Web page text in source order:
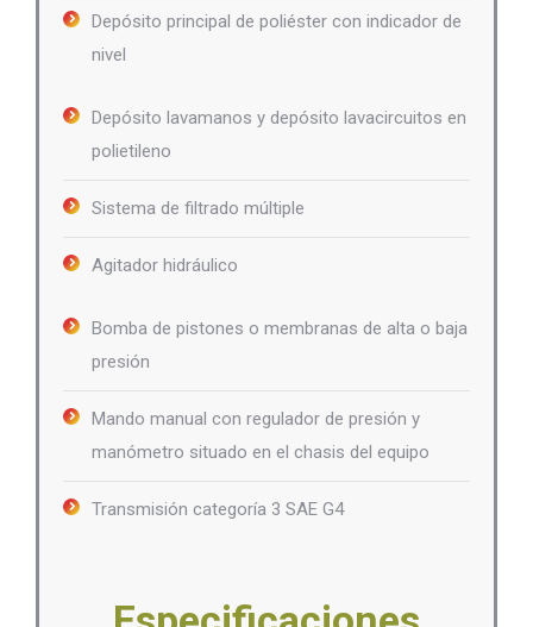
Depósito principal de poliéster con indicador de
nivel
Depósito lavamanos y depósito lavacircuitos en
polietileno
Sistema de filtrado múltiple
Agitador hidráulico
Bomba de pistones o membranas de alta o baja
presión
Mando manual con regulador de presión y
manómetro situado en el chasis del equipo
Transmisión categoría 3 SAE G4